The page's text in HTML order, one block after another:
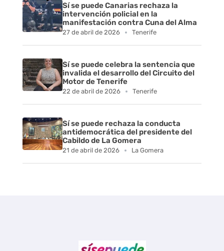
Sí se puede Canarias rechaza la
intervención policial en la
manifestación contra Cuna del Alma
27 de abril de 2026 Tenerife
Sí se puede celebra la sentencia que
invalida el desarrollo del Circuito del
Motor de Tenerife
22 de abril de 2026 Tenerife
Sí se puede rechaza la conducta
antidemocrática del presidente del
Cabildo de La Gomera
21 de abril de 2026 La Gomera